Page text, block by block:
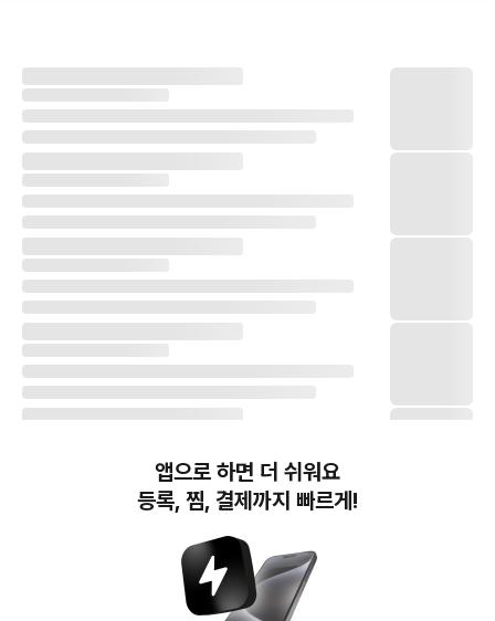
번개장터(주) 사업자정보, 이용약관 및 기타 법적고지
앱으로 하면 더 쉬워요
등록, 찜, 결제까지 빠르게!